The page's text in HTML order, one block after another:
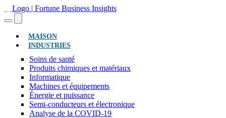
MAISON(ACTUEL)
INDUSTRIES
Soins de santé
Produits chimiques et matériaux
Informatique
Machines et équipements
Énergie et puissance
Semi-conducteurs et électronique
Analyse de la COVID-19